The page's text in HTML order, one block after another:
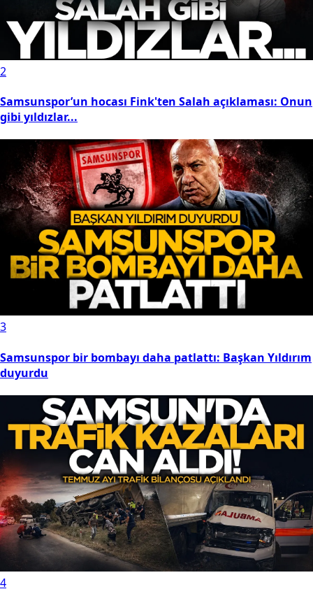
2
Samsunspor’un hocası Fink'ten Salah açıklaması: Onun
gibi yıldızlar...
3
Samsunspor bir bombayı daha patlattı: Başkan Yıldırım
duyurdu
4